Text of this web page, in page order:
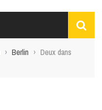
› Berlin › Deux dans